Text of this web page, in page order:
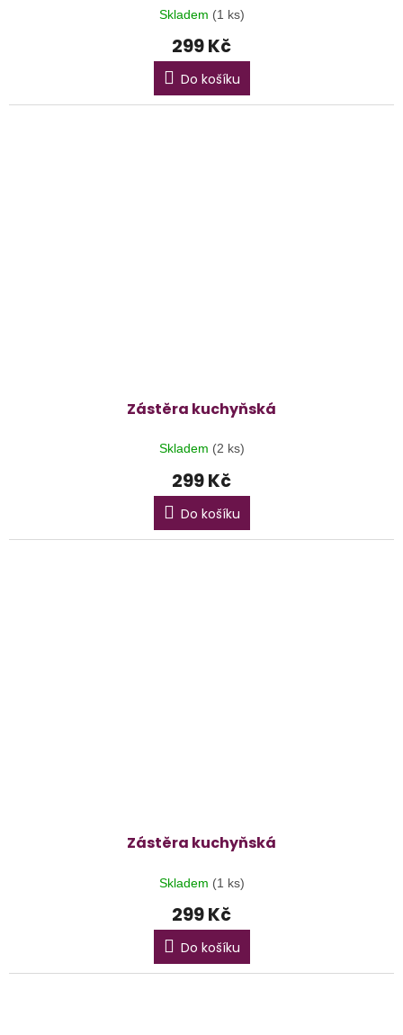
Skladem (1 ks)
299 Kč
Do košíku
Zástěra kuchyňská
Skladem (2 ks)
299 Kč
Do košíku
Zástěra kuchyňská
Skladem (1 ks)
299 Kč
Do košíku